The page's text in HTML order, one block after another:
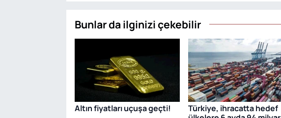
Bunlar da ilginizi çekebilir
Altın fiyatları uçuşa geçti!
Türkiye, ihracatta hedef